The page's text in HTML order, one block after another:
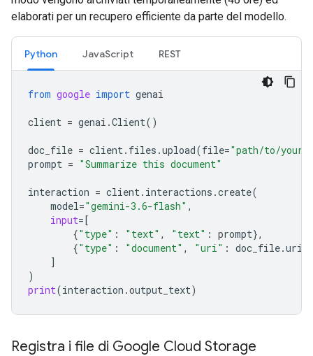
elaborati per un recupero efficiente da parte del modello.
Python JavaScript REST
from google import genai
client = genai .Client()
doc_file = client. files .upload(file="path/to/your/
prompt = "Summarize this document"
interaction = client. interactions .create(
model="gemini-3.6-flash" ,
input=[
{"type" : "text" , "text" : prompt},
{"type" : "document" , "uri" : doc_file.uri
]
)
print(interaction .output_text)
Registra i file di Google Cloud Storage